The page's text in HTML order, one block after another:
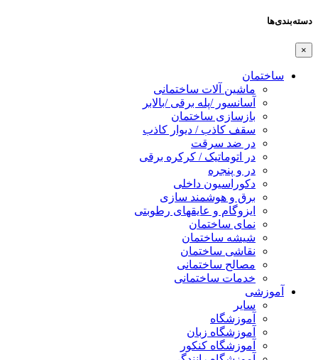
دسته‌بندی‌ها
×
ساختمان
ماشین آلات ساختمانی
آسانسور /پله برقی /بالابر
بازسازی ساختمان
سقف کاذب / دیوار کاذب
در ضد سرقت
در اتوماتیک / کرکره برقی
در و پنجره
دکوراسیون داخلی
برق و هوشمند سازی
ایزوگام و عایقهای رطوبتی
نمای ساختمان
شیشه ساختمان
نقاشی ساختمان
مصالح ساختمانی
خدمات ساختمانی
آموزشی
سایر
آموزشگاه
آموزشگاه زبان
آموزشگاه کنکور